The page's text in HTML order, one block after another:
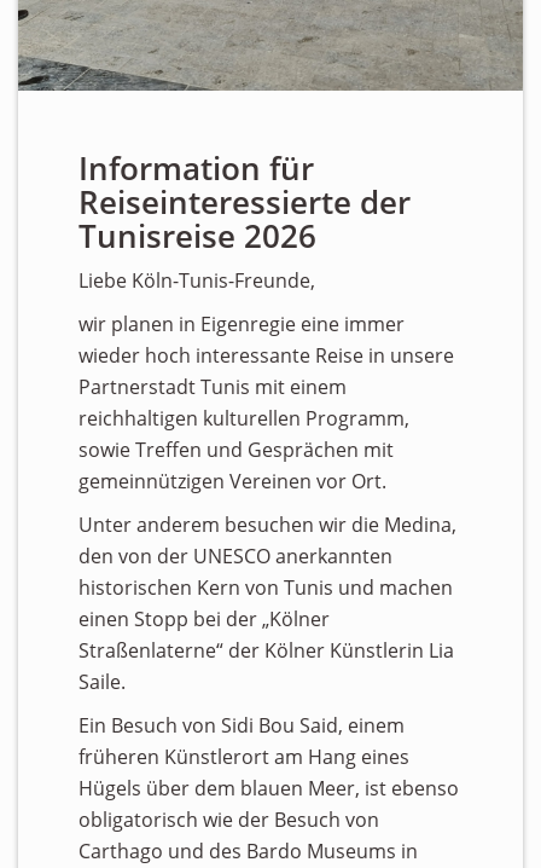
Information für
Reiseinteressierte der
Tunisreise 2026
Liebe Köln-Tunis-Freunde,
wir planen in Eigenregie eine immer
wieder hoch interessante Reise in unsere
Partnerstadt Tunis mit einem
reichhaltigen kulturellen Programm,
sowie Treffen und Gesprächen mit
gemeinnützigen Vereinen vor Ort.
Unter anderem besuchen wir die Medina,
den von der UNESCO anerkannten
historischen Kern von Tunis und machen
einen Stopp bei der „Kölner
Straßenlaterne“ der Kölner Künstlerin Lia
Saile.
Ein Besuch von Sidi Bou Said, einem
früheren Künstlerort am Hang eines
Hügels über dem blauen Meer, ist ebenso
obligatorisch wie der Besuch von
Carthago und des Bardo Museums in